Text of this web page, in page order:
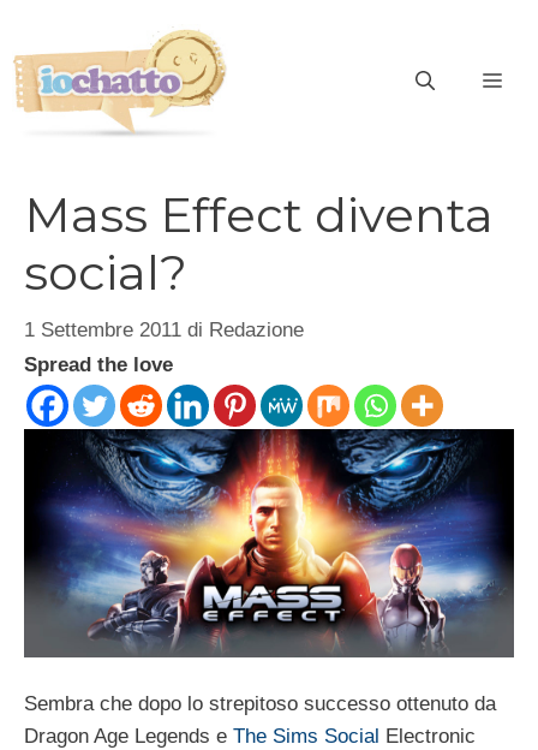
contenuto
Mass Effect diventa
social?
1 Settembre 2011 di Redazione
Spread the love
Sembra che dopo lo strepitoso successo ottenuto da
Dragon Age Legends e The Sims Social Electronic